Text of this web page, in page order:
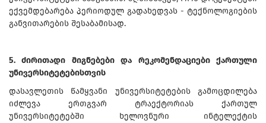
ექვემდებარება პერიოდულ გადახედვას - ტექნოლოგიების
განვითარების შესაბამისად.
5. ძირითადი მიგნებები და რეკომენდაციები ქართული
უნივერსიტეტებისთვის
დასავლეთის წამყვანი უნივერსიტეტების გამოცდილება
იძლევა ერთგვარ ტრაექტორიას ქართულ
უნივერსიტეტებში ხელოვნური ინტელექტის